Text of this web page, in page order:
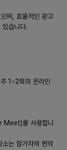
며, 효율적인 광고
있습니다.
1~2회의 온라인
Meet)를 사용합니
는 참가자의 편의